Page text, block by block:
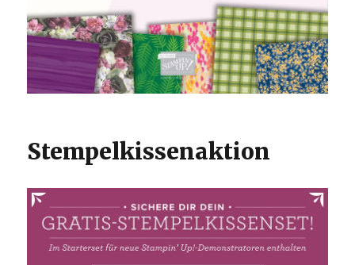
Stempelkissenaktion